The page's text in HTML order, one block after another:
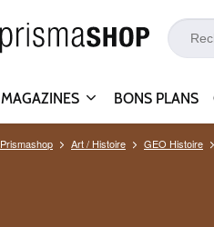
MAGAZINES BONS PLANS
Prismashop Art / Histoire GEO Histoire